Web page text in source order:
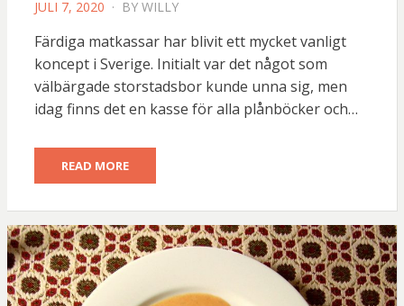
POSTED
JULI 7, 2020 BY WILLY
Färdiga matkassar har blivit ett mycket vanligt
koncept i Sverige. Initialt var det något som
välbärgade storstadsbor kunde unna sig, men
idag finns det en kasse för alla plånböcker och…
READ MORE